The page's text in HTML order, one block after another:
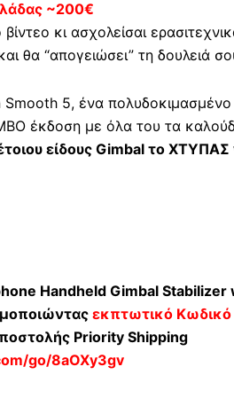
~200€
κι ασχολείσαι
θα “απογειώσει” τη δουλειά
5, ένα
έκδοση με όλα του τα
είδους Gimbal το ΧΤΥΠΑΣ
Handheld Gimbal Stabilizer
εκπτωτικό Κωδικό
Priority Shipping
go/8aOXy3gv